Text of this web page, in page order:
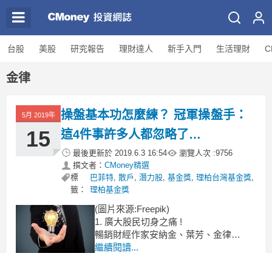
台股 美股 研究報告 理財達人 新手入門 生活理財
金律
5月 2019年
15
操盤基本功怎麼練？ 冠軍操盤手：
這4件事許多人都忽略了…
最後更新於 2019.6.3 16:54 瀏覽人次 :9756
撰文者： CMoney精選
標
籤：
巴菲特, 散戶 , 潛力股, 基金獎, 理柏台灣基金獎,
理柏基金獎
(圖片來源:Freepik)
1. 廣大股民切身之痛 !
暢銷財經作家安納金、葉芳、金律
共同出版的股市教戰巨作「散戶的50道
繼續閱讀...